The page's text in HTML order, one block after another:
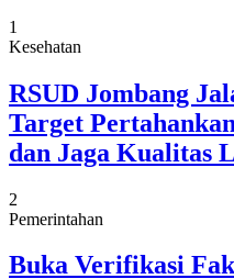
1
Kesehatan
RSUD Jombang
Target
dan Jaga Kualitas
2
Pemerintahan
Buka Verifikasi